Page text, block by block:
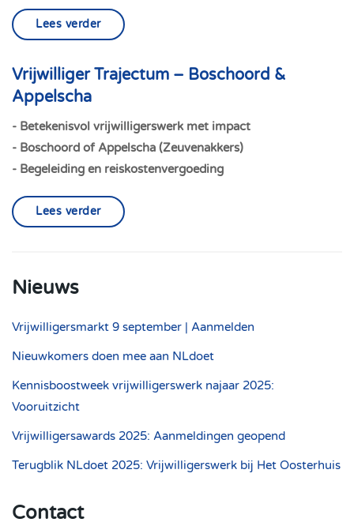
Lees verder
Vrijwilliger Trajectum – Boschoord &
Appelscha
- Betekenisvol vrijwilligerswerk met impact
- Boschoord of Appelscha (Zeuvenakkers)
- Begeleiding en reiskostenvergoeding
Lees verder
Nieuws
Vrijwilligersmarkt 9 september | Aanmelden
Nieuwkomers doen mee aan NLdoet
Kennisboostweek vrijwilligerswerk najaar 2025:
Vooruitzicht
Vrijwilligersawards 2025: Aanmeldingen geopend
Terugblik NLdoet 2025: Vrijwilligerswerk bij Het Oosterhuis
Contact